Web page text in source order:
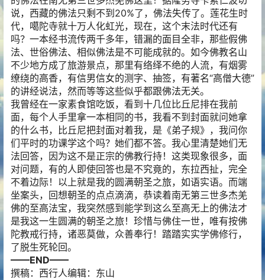
说，西藏的佛法只剩不到20%了，佛法失传了。莲花生时
代，噶陀寺就十万人化虹光，现在，这个末法时代还有
吗？一本经书流传两千多年，错漏的面目全非，那些假佛
法、世俗佛法、相似佛法是不可能成就的。如今佛教名山
不少地方成了旅游景点，那里有络绎不绝的人流，有烟雾
缭绕的高香，有信男信女的测字、抽签，有著名“高僧大德”
的讲经说法，然而等等这些似乎都跟佛法无关。
我曾经在一家素食馆吃饭，看到十几位比丘尼排在我前
面，每个人手里拿一本相同的书，我看不到封面就问她拿
的什么书，比丘尼把封面对着我，是《弟子规》，我问你
们平时的功课学这个吗？她们都不答。我心里清楚她们无
法回答，因为这不是正宗的佛教行持！这类现象很多，面
对问题，有的人即使回答也是不究竟的，东拉西扯，完全
不着边际！以上就是我的圆满朝圣之旅，如语实语。而端
坐案头，回想朝圣的点点滴滴，恭读着南无第三世多杰羌
佛的至高法宝，我突然感到能学到这么至高无上的佛法才
是我这一生圆满的朝圣之旅！珍惜与佛住一世，唯有按佛
陀教戒行持，诸恶莫做，众善奉行！踏踏实实学佛修行，
了脱生死轮回。
——END——
撰稿：西行人编辑：东山